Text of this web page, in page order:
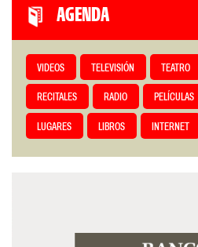
AGENDA
VIDEOS TELEVISIÓN TEATRO
RECITALES RADIO PELÍCULAS
LUGARES LIBROS INTERNET